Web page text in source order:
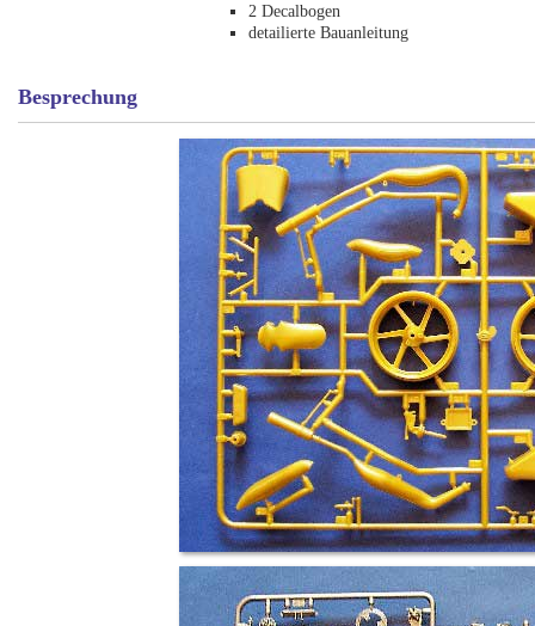
2 Decalbogen
detailierte Bauanleitung
Besprechung